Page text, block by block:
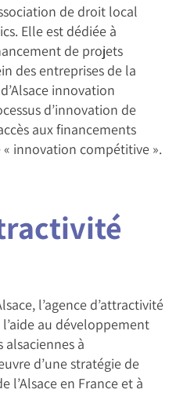
de droit local
Elle est dédiée à
de projets
des entreprises de la
innovation
d’innovation de
aux financements
innovation compétitive ».
l’agence d’attractivité
au développement
à
d’une stratégie de
l’Alsace en France et à